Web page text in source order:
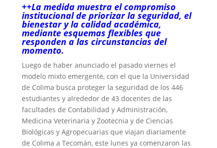
++La medida muestra el compromiso
institucional de priorizar la seguridad, el
bienestar y la calidad académica,
mediante esquemas flexibles que
responden a las circunstancias del
momento.
Luego de haber anunciado el pasado viernes el
modelo mixto emergente, con el que la Universidad
de Colima busca proteger la seguridad de los 446
estudiantes y alrededor de 43 docentes de las
facultades de Contabilidad y Administración,
Medicina Veterinaria y Zootecnia y de Ciencias
Biológicas y Agropecuarias que viajan diariamente
de Colima a Tecomán, este lunes ya comenzaron las